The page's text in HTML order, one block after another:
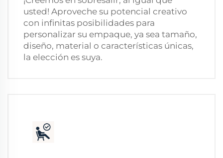
usted! Aproveche su potencial creativo
con infinitas posibilidades para
personalizar su empaque, ya sea tamaño,
diseño, material o características únicas,
la elección es suya.